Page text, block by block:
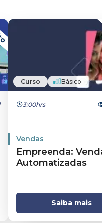
Curso Básico
3:00hrs
Vendas
Empreenda:
Automatizadas
Saiba mais